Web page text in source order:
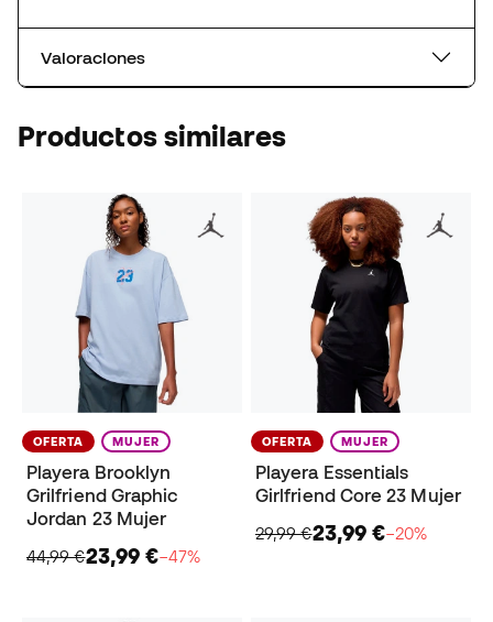
Valoraciones
Productos similares
OFERTA MUJER
Playera Brooklyn
Grilfriend Graphic
Jordan 23 Mujer
44,99 €23,99 €−47%
OFERTA MUJER
Playera Essentials
Girlfriend Core 23 Mujer
29,99 €23,99 €−20%